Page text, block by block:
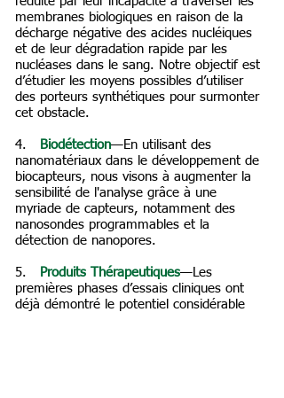
membranes biologiques en raison de la
décharge négative des acides nucléiques
et de leur dégradation rapide par les
nucléases dans le sang. Notre objectif est
d’étudier les moyens possibles d’utiliser
des porteurs synthétiques pour surmonter
cet obstacle.
4. ​ Biodétection—En utilisant des
nanomatériaux dans le développement de
biocapteurs, nous visons à augmenter la
sensibilité de l'analyse grâce à une
myriade de capteurs, notamment des
nanosondes programmables et la
détection de nanopores.
5. ​ Produits Thérapeutiques—Les
premières phases d’essais cliniques ont
déjà démontré le potentiel considérable